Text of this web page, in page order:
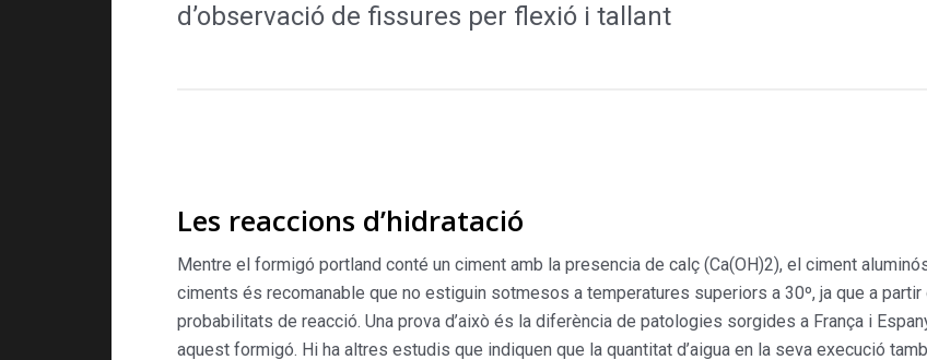
d’observació de fissures per flexió i tallant
Les reaccions d’hidratació
Mentre el formigó portland conté un ciment amb la presencia de calç (Ca(OH)2), el ciment
ciments és recomanable que no estiguin sotmesos a temperatures superiors a 30º, ja que a
probabilitats de reacció. Una prova d’això és la diferència de patologies sorgides a França i
aquest formigó. Hi ha altres estudis que indiquen que la quantitat d’aigua en la seva execució